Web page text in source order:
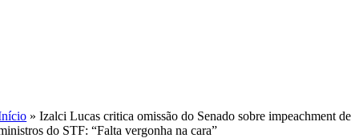
»Izalci Lucas critica omissão do Senado sobre impeachment de
do STF: “Falta vergonha na cara”